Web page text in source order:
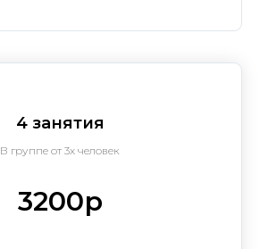
4 занятия
В группе от 3х человек
3200р